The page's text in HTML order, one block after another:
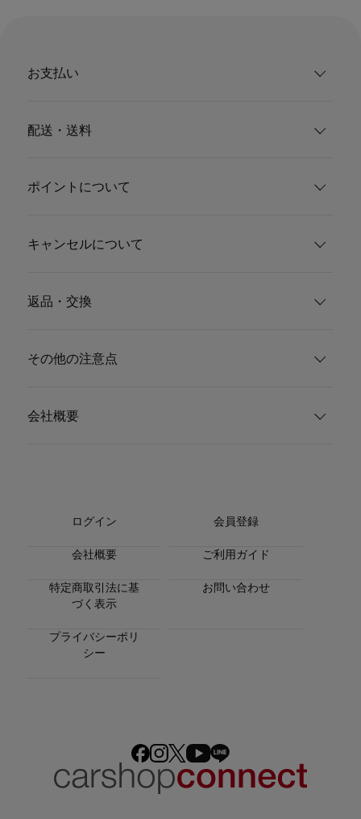
お支払い
配送・送料
ポイントについて
キャンセルについて
返品・交換
その他の注意点
会社概要
ログイン 会員登録
会社概要 ご利用ガイド
特定商取引法に基
づく表示
お問い合わせ
プライバシーポリ
シー